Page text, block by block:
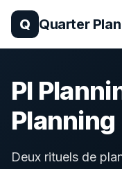
Q Quarter Plan
Offres
À propos
PI
Planning
Deux rituels de